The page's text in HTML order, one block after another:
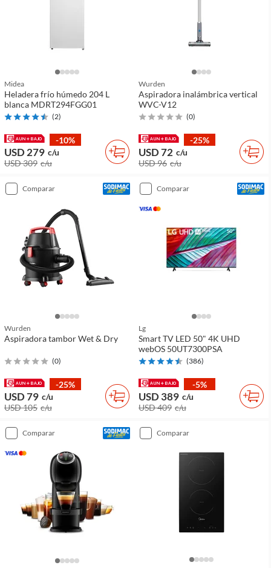
Midea
Heladera frío húmedo 204 L
blanca MDRT294FGG01
(2)
-10%
USD 279 c/u
USD 309 c/u
Wurden
Aspiradora inalámbrica vertical
WVC-V12
(0)
-25%
USD 72 c/u
USD 96 c/u
comparar
Wurden
Aspiradora tambor Wet & Dry
(0)
-25%
USD 79 c/u
USD 105 c/u
comparar
Lg
Smart TV LED 50" 4K UHD
webOS 50UT7300PSA
(386)
-5%
USD 389 c/u
USD 409 c/u
comparar comparar